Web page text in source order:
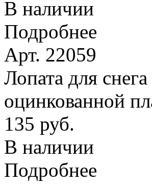
В наличии
Подробнее
Арт. 22059
Лопата для
оцинкованной
135 руб.
В наличии
Подробнее